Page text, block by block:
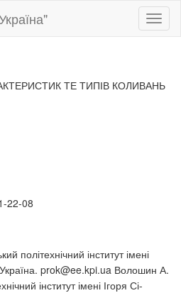
ТЕ ТИПІВ КОЛИВАНЬ
22-08
політехнічний інститут імені
Україна. prok@ee.kpi.ua Волошин А.
інститут імені Ігоря Сі-